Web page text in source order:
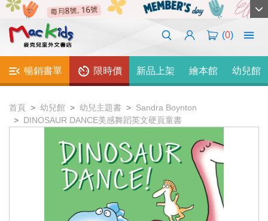
(0)
暢銷書單 限時價 新品上架 繪本館 幼兒館
首頁 幼兒館 幼兒主題書
Sandra Boynton
DINOSAUR DANCE美感舞蹈英文硬頁童書